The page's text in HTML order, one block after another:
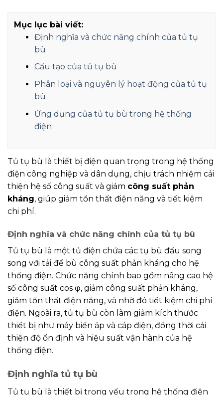
Mục lục bài viết:
Định nghĩa và chức năng chính của tủ tụ
bù
Cấu tạo của tủ tụ bù
Phân loại và nguyên lý hoạt động của tủ tụ
bù
Ứng dụng của tủ tụ bù trong hệ thống
điện
Tủ tụ bù là thiết bị điện quan trọng trong hệ thống
điện công nghiệp và dân dụng, chịu trách nhiệm cải
thiện hệ số công suất và giảm công suất phản
kháng, giúp giảm tổn thất điện năng và tiết kiệm
chi phí.
Định nghĩa và chức năng chính của tủ tụ bù
Tủ tụ bù là một tủ điện chứa các tụ bù đấu song
song với tải để bù công suất phản kháng cho hệ
thống điện. Chức năng chính bao gồm nâng cao hệ
số công suất cos φ, giảm công suất phản kháng,
giảm tổn thất điện năng, và nhờ đó tiết kiệm chi phí
điện. Ngoài ra, tủ tụ bù còn làm giảm kích thước
thiết bị như máy biến áp và cáp điện, đồng thời cải
thiện độ ổn định và hiệu suất vận hành của hệ
thống điện.
Định nghĩa tủ tụ bù
Tủ tụ bù là thiết bị trọng yếu trong hệ thống điện